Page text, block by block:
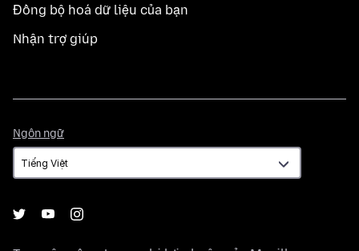
Đồng bộ hoá dữ liệu của bạn
Nhận trợ giúp
Ngôn ngữ
ngữ